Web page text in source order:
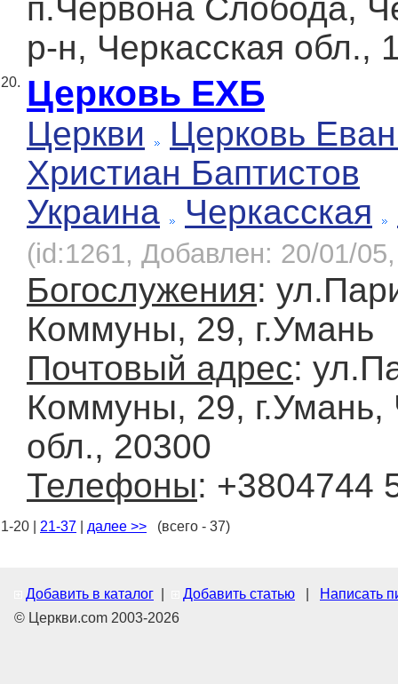
п.Червона Слобода,
р-н, Черкасская обл.,
20. Церковь ЕХБ
Церкви
Церковь
Христиан Баптистов
Украина
Черкасская
(id:1261, Добавлен: 20/01/
Богослужения:
Коммуны, 29, г.Умань
Почтовый адрес:
Коммуны, 29, г.Умань,
обл., 20300
Телефоны: +3804744
1-20 | 21-37 далее >> (всего - 37)
Добавить в каталог Добавить статью
Написать
© Церкви.com 2003-2026